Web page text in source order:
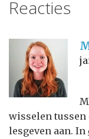
Reacties
wisselen
lesgeven aan. In